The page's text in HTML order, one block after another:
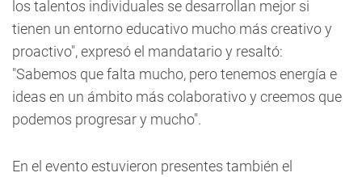
los talentos individuales se desarrollan mejor si
tienen un entorno educativo mucho más creativo y
proactivo", expresó el mandatario y resaltó:
"Sabemos que falta mucho, pero tenemos energía e
ideas en un ámbito más colaborativo y creemos que
podemos progresar y mucho".
En el evento estuvieron presentes también el